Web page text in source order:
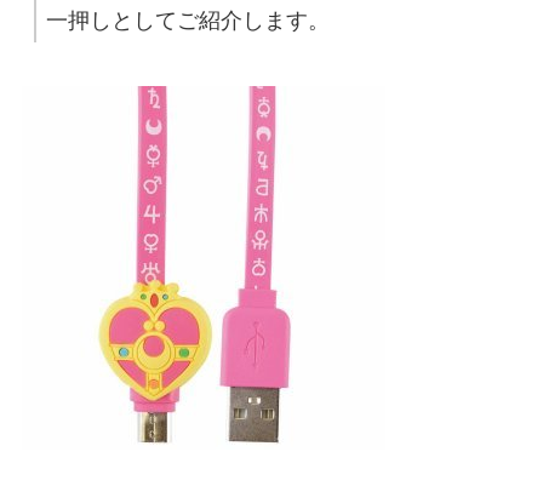
一押しとしてご紹介します。